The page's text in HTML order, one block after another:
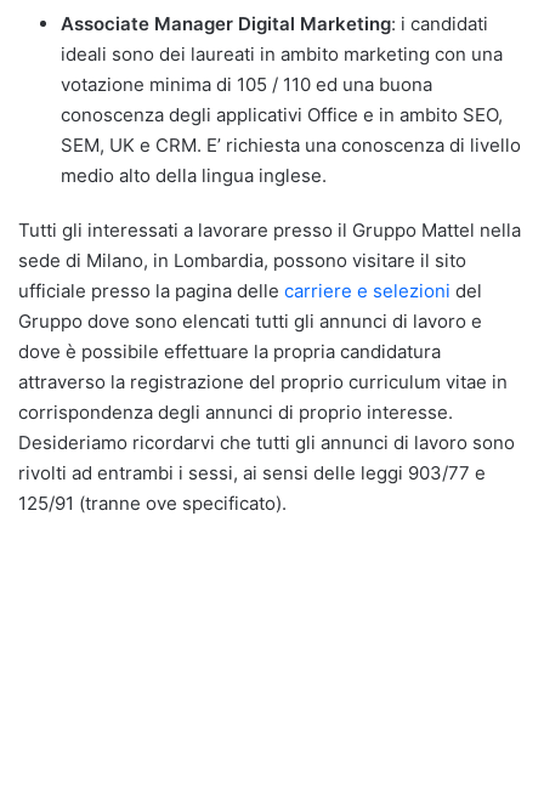
Associate Manager Digital Marketing: i candidati
ideali sono dei laureati in ambito marketing con una
votazione minima di 105 / 110 ed una buona
conoscenza degli applicativi Office e in ambito SEO,
SEM, UK e CRM. E’ richiesta una conoscenza di livello
medio alto della lingua inglese.
Tutti gli interessati a lavorare presso il Gruppo Mattel nella
sede di Milano, in Lombardia, possono visitare il sito
ufficiale presso la pagina delle carriere e selezioni del
Gruppo dove sono elencati tutti gli annunci di lavoro e
dove è possibile effettuare la propria candidatura
attraverso la registrazione del proprio curriculum vitae in
corrispondenza degli annunci di proprio interesse.
Desideriamo ricordarvi che tutti gli annunci di lavoro sono
rivolti ad entrambi i sessi, ai sensi delle leggi 903/77 e
125/91 (tranne ove specificato).